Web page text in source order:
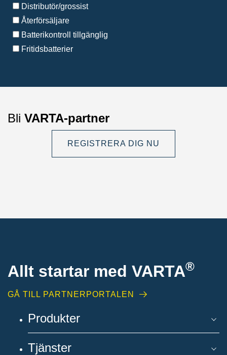
Distributör/grossist
Återförsäljare
Batterikontroll tillgänglig
Fritidsbatterier
Bli VARTA-partner
REGISTRERA DIG NU
Allt startar med VARTA®
GÅ TILL PARTNERPORTALEN
Produkter
Tjänster